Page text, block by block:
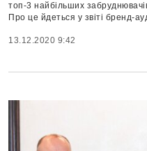
топ-3 найбільших
Про це йдеться у звіті бренд-
13.12.2020 9:42